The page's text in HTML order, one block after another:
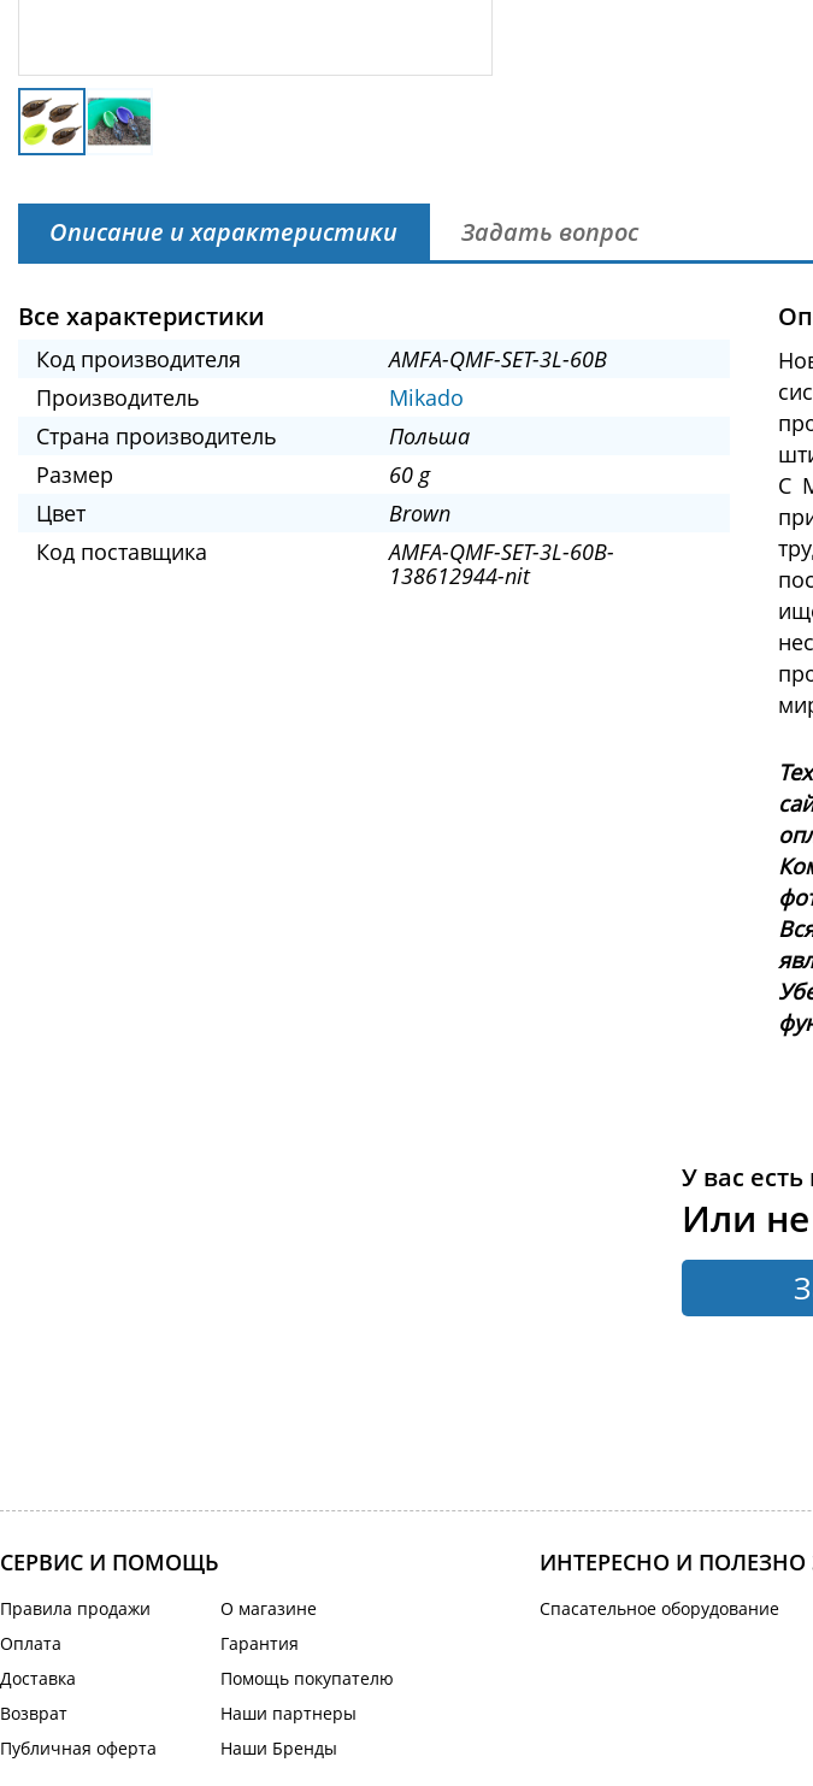
Описание и характеристики Задать вопрос
Все характеристики
Код производителя
AMFA-QMF-SET-3L-60B
Производитель
Mikado
Страна производитель
Польша
Размер
60 g
Цвет
Brown
Код поставщика
AMFA-QMF-SET-3L-60B-
138612944-nit
С
У вас
Или
СЕРВИС И ПОМОЩЬ
Правила продажи
Оплата
Доставка
Возврат
Публичная оферта
О магазине
Гарантия
Помощь покупателю
Наши партнеры
Наши Бренды
ИНТЕРЕСНО И ПОЛЕЗНО
Спасательное оборудование